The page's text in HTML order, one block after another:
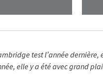
test l’année
elle y a été avec grand